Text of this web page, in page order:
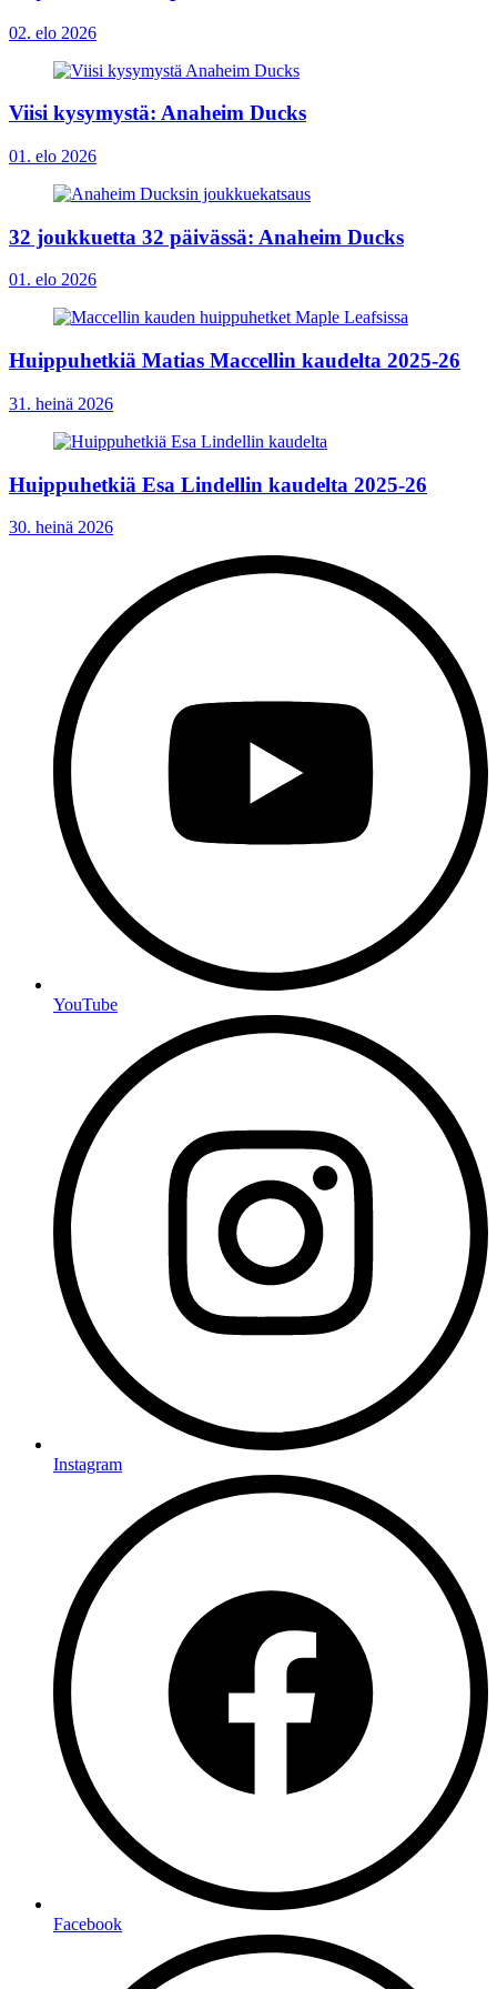
02. elo 2026
Viisi kysymystä: Anaheim Ducks
01. elo 2026
32 joukkuetta 32 päivässä: Anaheim Ducks
01. elo 2026
Huippuhetkiä Matias Maccellin kaudelta 2025-26
31. heinä 2026
Huippuhetkiä Esa Lindellin kaudelta 2025-26
30. heinä 2026
YouTube
Instagram
Facebook